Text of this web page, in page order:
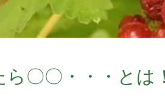
ら〇〇・・・とは